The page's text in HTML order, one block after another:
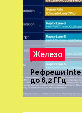
Железо
Рефреши
до 6,2 ГГц